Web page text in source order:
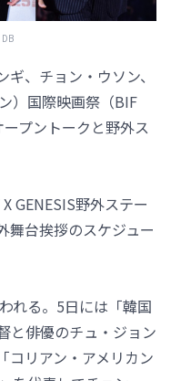
、チョン・ウソン、
）国際映画祭（BIF
プントークと野外ス
GENESIS野外ステー
舞台挨拶のスケジュー
れる。5日には「韓国
と俳優のチュ・ジョン
コリアン・アメリカン